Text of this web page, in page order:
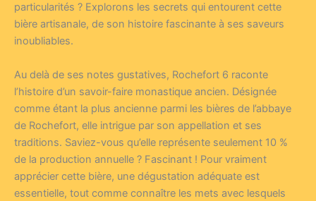
particularités ? Explorons les secrets qui entourent cette
bière artisanale, de son histoire fascinante à ses saveurs
inoubliables.
Au delà de ses notes gustatives, Rochefort 6 raconte
l’histoire d’un savoir-faire monastique ancien. Désignée
comme étant la plus ancienne parmi les bières de l’abbaye
de Rochefort, elle intrigue par son appellation et ses
traditions. Saviez-vous qu’elle représente seulement 10 %
de la production annuelle ? Fascinant ! Pour vraiment
apprécier cette bière, une dégustation adéquate est
essentielle, tout comme connaître les mets avec lesquels